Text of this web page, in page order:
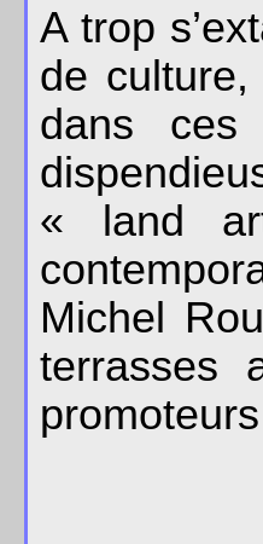
A trop
de culture,
dans ces
« land
Michel
terrasses